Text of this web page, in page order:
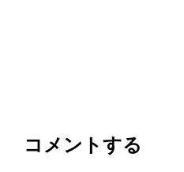
コメントする